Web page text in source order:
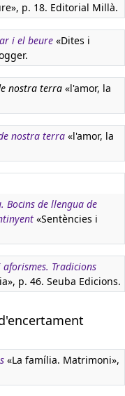
p. 18. Editorial Millà.
i el beure «Dites i
nostra terra «l'amor, la
nostra terra «l'amor, la
Bocins de llengua de
«Sentències i
aforismes. Tradicions
p. 46. Seuba Edicions.
«La família. Matrimoni»,